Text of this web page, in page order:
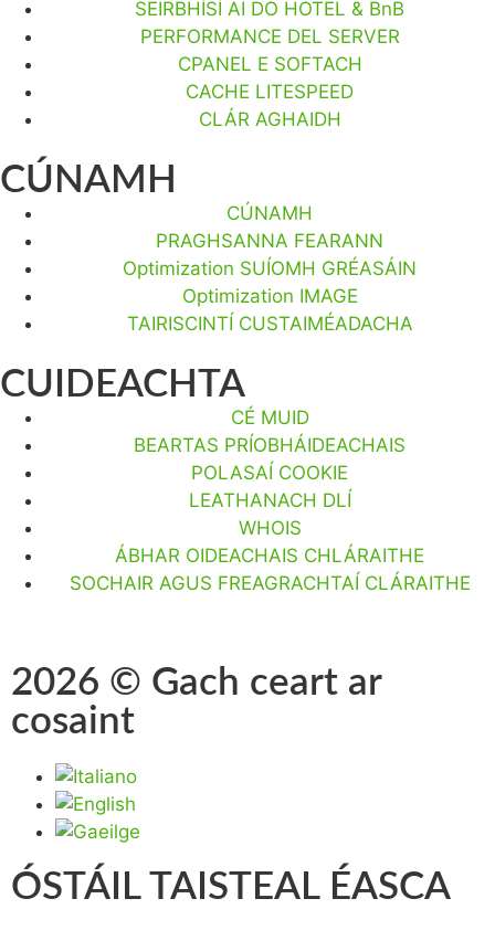
SEIRBHÍSÍ AI DO HOTEL & BnB
PERFORMANCE DEL SERVER
CPANEL E SOFTACH
CACHE LITESPEED
CLÁR AGHAIDH
CÚNAMH
CÚNAMH
PRAGHSANNA FEARANN
Optimization SUÍOMH GRÉASÁIN
Optimization IMAGE
TAIRISCINTÍ CUSTAIMÉADACHA
CUIDEACHTA
CÉ MUID
BEARTAS PRÍOBHÁIDEACHAIS
POLASAÍ COOKIE
LEATHANACH DLÍ
WHOIS
ÁBHAR OIDEACHAIS CHLÁRAITHE
SOCHAIR AGUS FREAGRACHTAÍ CLÁRAITHE
2026 © Gach ceart ar
cosaint
ÓSTÁIL TAISTEAL ÉASCA